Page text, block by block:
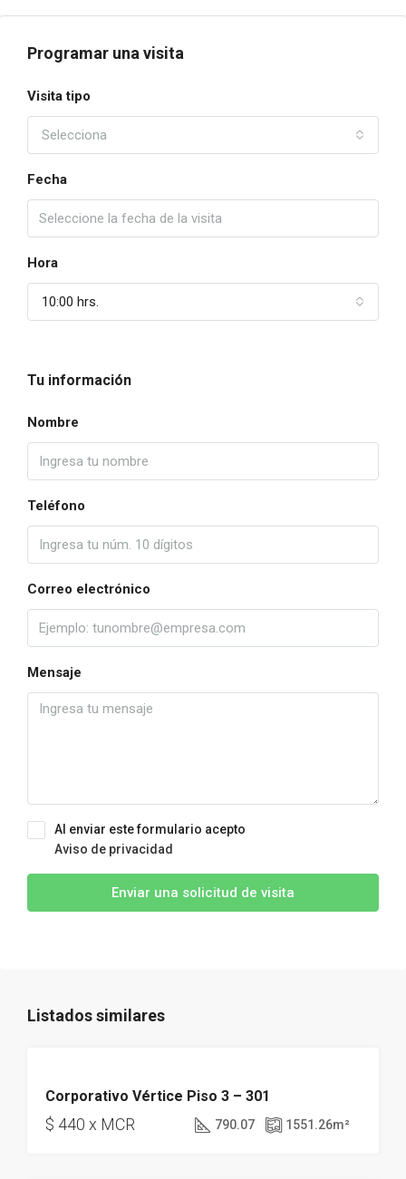
Programar una visita
Visita tipo
Selecciona
Fecha
Hora
10:00 hrs.
Tu información
Nombre
Teléfono
Correo electrónico
Mensaje
Al enviar este formulario acepto
Aviso de privacidad
Enviar una solicitud de visita
Listados similares
DISPONIBLE
Corporativo Vértice Piso 3 – 301
$ 440 x MCR 790.07 1551.26m²